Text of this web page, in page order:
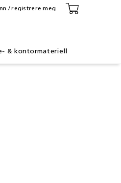
& kontormateriell
/ registrere meg